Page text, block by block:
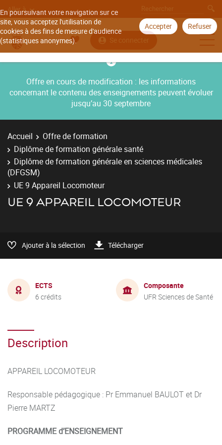
En poursuivant votre navigation sur ce
site, vous acceptez l'utilisation de
cookies à des fins de mesure d'audience
(statistiques anonymes).
Accepter Refuser
Aller à
Se connecter
Offre en cours de modification : les informations
concernant le contenu des enseignements peuvent évoluer
jusqu’au 30 septembre
Accueil
Offre de formation
Diplôme de formation générale santé
Diplôme de formation générale en sciences médicales
(DFGSM)
UE 9 Appareil Locomoteur
UE 9 APPAREIL LOCOMOTEUR
Ajouter à la sélection Télécharger
ECTS
6 crédits
Composante
UFR Sciences de Santé
Description
APPAREIL LOCOMOTEUR
Responsable pédagogique : Pr Emmanuel BAULOT et Dr
Pierre MARTZ
PROGRAMME d’ENSEIGNEMENT